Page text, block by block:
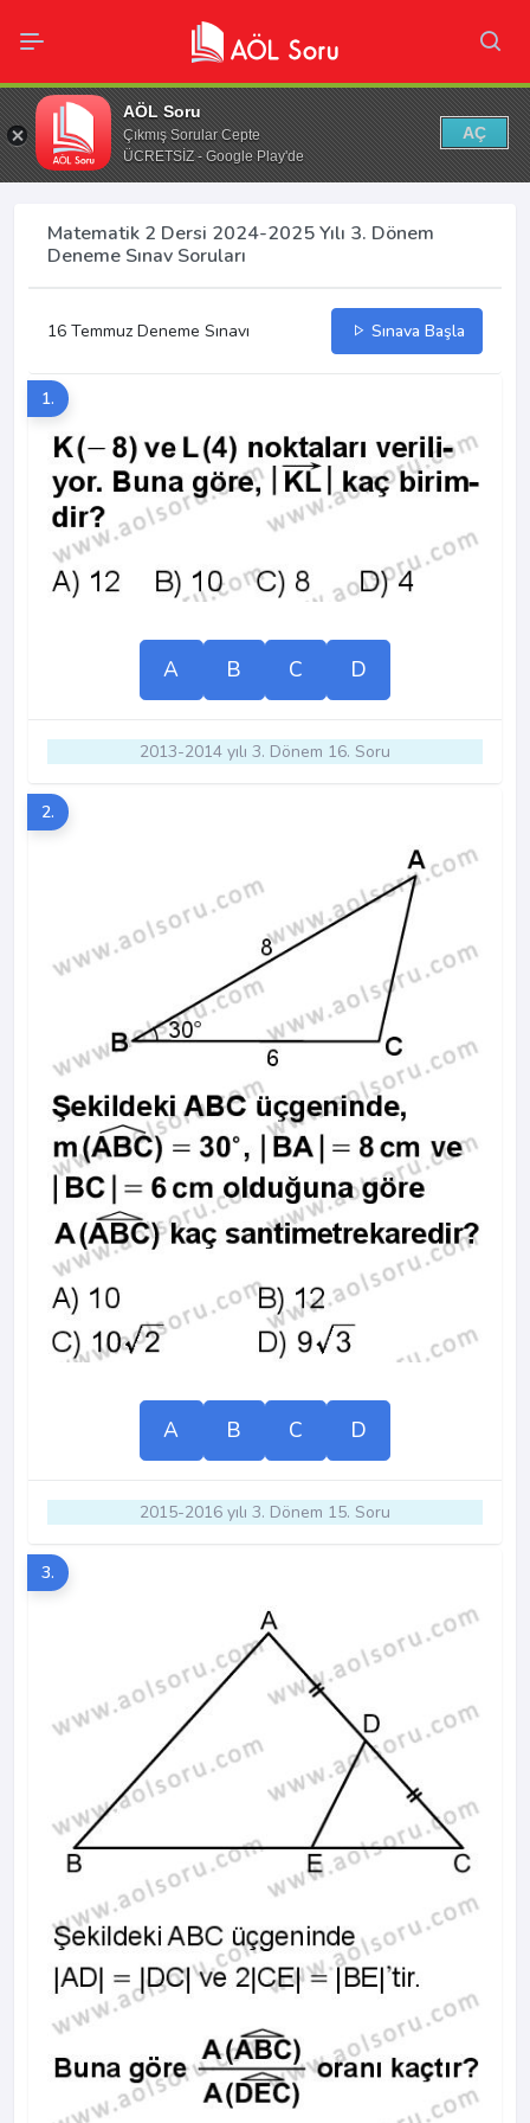
AÖL Soru
Çıkmış Sorular Cepte
ÜCRETSİZ - Google Play'de
AÇ
Matematik 2 Dersi 2024-2025 Yılı 3. Dönem
Deneme Sınav Soruları
16 Temmuz Deneme Sınavı Sınava Başla
1.
A B C D
2013-2014 yılı 3. Dönem 16. Soru
2.
A B C D
2015-2016 yılı 3. Dönem 15. Soru
3.